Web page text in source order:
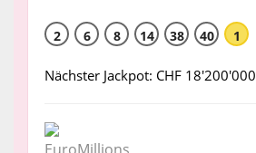
2 6 8 14 38 40 1
Nächster Jackpot: CHF 18'200'000